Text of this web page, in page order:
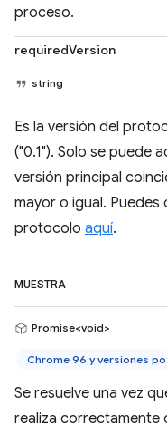
proceso.
requiredVersion
string
Es la versión del
("0.1"). Solo se puede
versión principal
mayor o igual. Puedes
protocolo aquí.
MUESTRA
Promise<void>
Chrome 96 y versiones
Se resuelve una vez
realiza correctamente